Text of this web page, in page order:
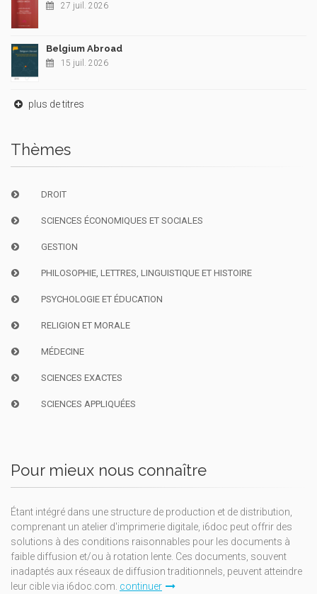
27 juil. 2026
Belgium Abroad
15 juil. 2026
plus de titres
Thèmes
DROIT
SCIENCES ÉCONOMIQUES ET SOCIALES
GESTION
PHILOSOPHIE, LETTRES, LINGUISTIQUE ET HISTOIRE
PSYCHOLOGIE ET ÉDUCATION
RELIGION ET MORALE
MÉDECINE
SCIENCES EXACTES
SCIENCES APPLIQUÉES
Pour mieux nous connaître
Étant intégré dans une structure de production et de distribution,
comprenant un atelier d'imprimerie digitale, i6doc peut offrir des
solutions à des conditions raisonnables pour les documents à
faible diffusion et/ou à rotation lente. Ces documents, souvent
inadaptés aux réseaux de diffusion traditionnels, peuvent atteindre
leur cible via i6doc.com. continuer